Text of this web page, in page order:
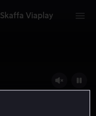
Skaffa Viaplay